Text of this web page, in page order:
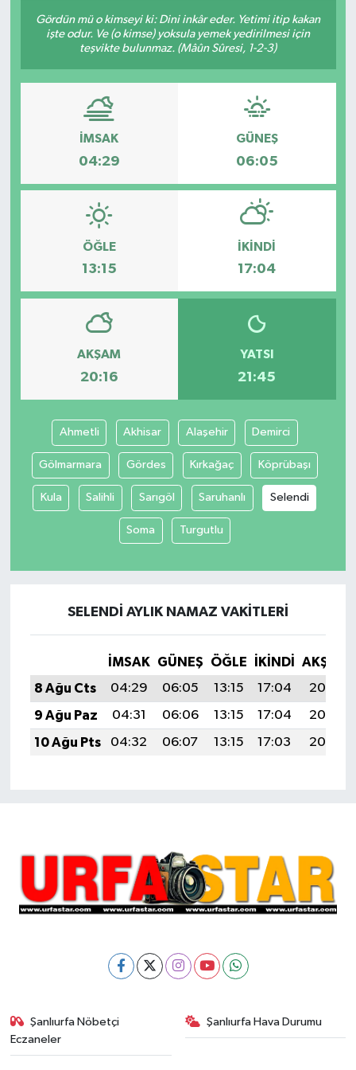
Gördün mü o kimseyi ki: Dini inkâr eder. Yetimi itip kakan
işte odur. Ve (o kimse) yoksula yemek yedirilmesi için
teşvikte bulunmaz. (Mâûn Sûresi, 1-2-3)
İMSAK
04:29
GÜNEŞ
06:05
ÖĞLE
13:15
İKINDI
17:04
AKŞAM
20:16
YATSI
21:45
Ahmetli Akhisar Alaşehir Demirci
Gölmarmara Gördes Kırkağaç Köprübaşı
Kula Salihli Sarıgöl Saruhanlı Selendi
Soma Turgutlu
SELENDI AYLIK NAMAZ VAKITLERI
İMSAK GÜNEŞ ÖĞLE İKINDI
AKŞAM
8 Ağu Cts
04:29 06:05 13:15 17:04
20:16
9 Ağu Paz
04:31 06:06 13:15 17:04
20:15
10 Ağu Pts
04:32 06:07 13:15 17:03 20:13
Şanlıurfa Nöbetçi
Eczaneler
Şanlıurfa Hava Durumu